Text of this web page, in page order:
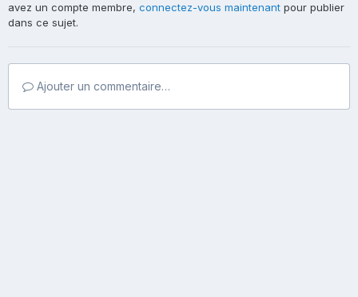
avez un compte membre, connectez-vous maintenant pour publier
dans ce sujet.
Ajouter un commentaire…